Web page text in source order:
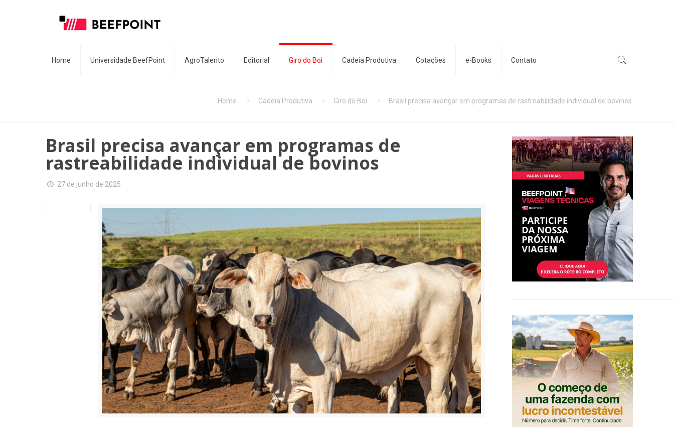
Home Universidade BeefPoint AgroTalento Editorial Giro do Boi Cadeia Produtiva Cotações e-Books Contato
Home Cadeia Produtiva Giro do Boi Brasil precisa avançar em programas de rastreabilidade individual de bovinos
Brasil precisa avançar em programas de
rastreabilidade individual de bovinos
27 de junho de 2025